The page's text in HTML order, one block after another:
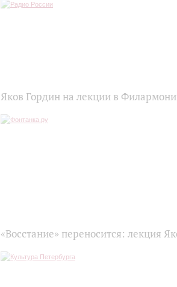
Яков Гордин на лекции в
«Восстание» переносится: лекция